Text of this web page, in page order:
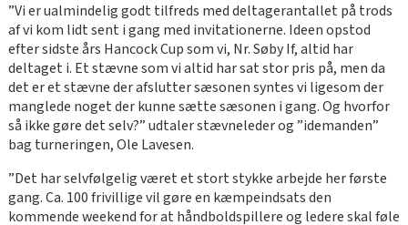
”Vi er ualmindelig godt tilfreds med deltagerantallet på trods
af vi kom lidt sent i gang med invitationerne. Ideen opstod
efter sidste års Hancock Cup som vi, Nr. Søby If, altid har
deltaget i. Et stævne som vi altid har sat stor pris på, men da
det er et stævne der afslutter sæsonen syntes vi ligesom der
manglede noget der kunne sætte sæsonen i gang. Og hvorfor
så ikke gøre det selv?” udtaler stævneleder og ”idemanden”
bag turneringen, Ole Lavesen.
”Det har selvfølgelig været et stort stykke arbejde her første
gang. Ca. 100 frivillige vil gøre en kæmpeindsats den
kommende weekend for at håndboldspillere og ledere skal føle